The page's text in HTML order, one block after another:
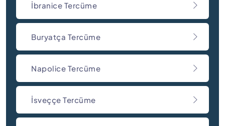
İbranice Tercüme
Buryatça Tercüme
Napolice Tercüme
İsveççe Tercüme